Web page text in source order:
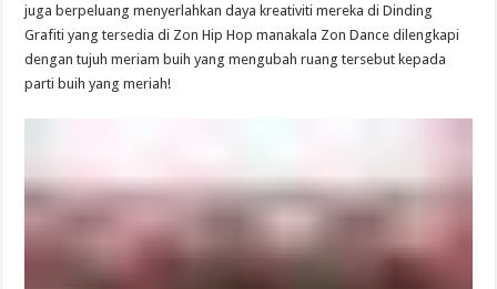
juga berpeluang menyerlahkan daya kreativiti mereka di Dinding
Grafiti yang tersedia di Zon Hip Hop manakala Zon Dance dilengkapi
dengan tujuh meriam buih yang mengubah ruang tersebut kepada
parti buih yang meriah!